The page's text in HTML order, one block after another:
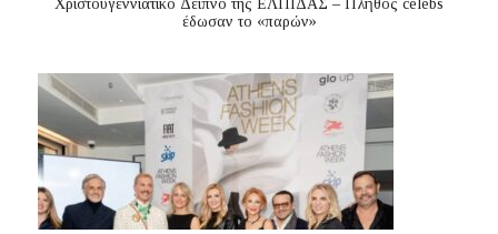
Χριστουγεννιάτικο Δείπνο της ΕΛΠΙΔΑΣ – Πλήθος celebs
έδωσαν το «παρών»